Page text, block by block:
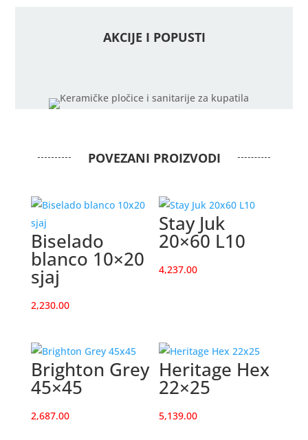
AKCIJE I POPUSTI
POVEZANI PROIZVODI
Biselado
blanco 10×20
sjaj
2,230.00
Stay Juk
20×60 L10
4,237.00
Brighton Grey
45×45
2,687.00
Heritage Hex
22×25
5,139.00